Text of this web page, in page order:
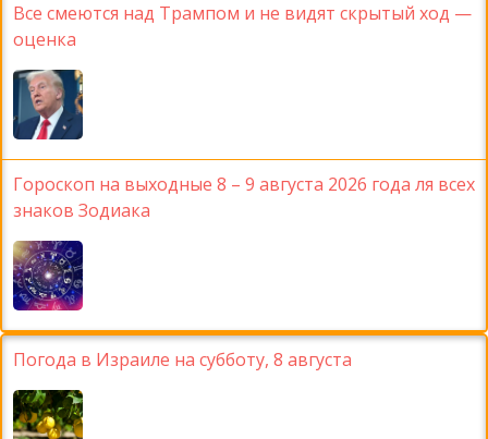
Все смеются над Трампом и не видят скрытый ход —
оценка
Гороскоп на выходные 8 – 9 августа 2026 года ля всех
знаков Зодиака
Погода в Израиле на субботу, 8 августа